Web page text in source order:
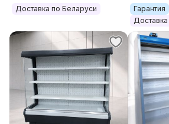
Доставка по Беларуси
Гарантия